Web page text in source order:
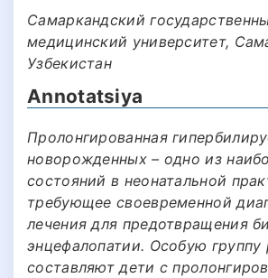
Самаркандский
медицинский университет,
Узбекистан
Annotatsiya
Пролонгированная
новорожденных – одно из
состояний в неонатальной
требующее своевременной
лечения для предотвращения
энцефалопатии. Особую группу
составляют дети с